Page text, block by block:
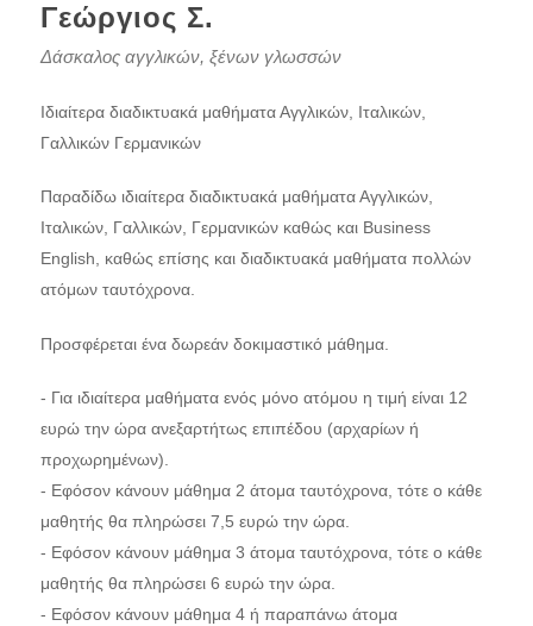
Γεώργιος Σ.
Δάσκαλος αγγλικών, ξένων γλωσσών
Ιδιαίτερα διαδικτυακά μαθήματα Αγγλικών, Ιταλικών,
Γαλλικών Γερμανικών
Παραδίδω ιδιαίτερα διαδικτυακά μαθήματα Αγγλικών,
Ιταλικών, Γαλλικών, Γερμανικών καθώς και Business
English, καθώς επίσης και διαδικτυακά μαθήματα πολλών
ατόμων ταυτόχρονα.
Προσφέρεται ένα δωρεάν δοκιμαστικό μάθημα.
- Για ιδιαίτερα μαθήματα ενός μόνο ατόμου η τιμή είναι 12
ευρώ την ώρα ανεξαρτήτως επιπέδου (αρχαρίων ή
προχωρημένων).
- Εφόσον κάνουν μάθημα 2 άτομα ταυτόχρονα, τότε ο κάθε
μαθητής θα πληρώσει 7,5 ευρώ την ώρα.
- Εφόσον κάνουν μάθημα 3 άτομα ταυτόχρονα, τότε ο κάθε
μαθητής θα πληρώσει 6 ευρώ την ώρα.
- Εφόσον κάνουν μάθημα 4 ή παραπάνω άτομα